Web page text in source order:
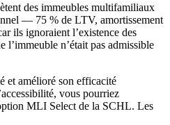
des immeubles multifamiliaux
— 75 % de LTV, amortissement
ils ignoraient l’existence des
l’immeuble n’était pas admissible
et amélioré son efficacité
vous pourriez
MLI Select de la SCHL. Les